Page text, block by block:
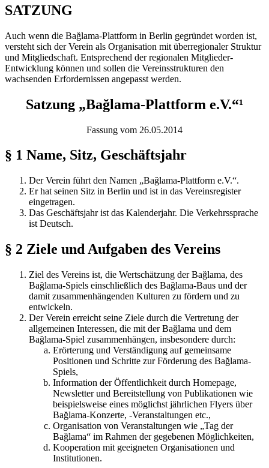
SATZUNG
Auch wenn die Bağlama-Plattform in Berlin gegründet worden ist,
versteht sich der Verein als Organisation mit überregionaler Struktur
und Mitgliedschaft. Entsprechend der regionalen Mitglieder-
Entwicklung können und sollen die Vereinsstrukturen den
wachsenden Erfordernissen angepasst werden.
Satzung „Bağlama-Plattform e.V.“¹
Fassung vom 26.05.2014
§ 1 Name, Sitz, Geschäftsjahr
Der Verein führt den Namen „Bağlama-Plattform e.V.“.
Er hat seinen Sitz in Berlin und ist in das Vereinsregister
eingetragen.
Das Geschäftsjahr ist das Kalenderjahr. Die Verkehrssprache
ist Deutsch.
§ 2 Ziele und Aufgaben des Vereins
Ziel des Vereins ist, die Wertschätzung der Bağlama, des
Bağlama-Spiels einschließlich des Bağlama-Baus und der
damit zusammenhängenden Kulturen zu fördern und zu
entwickeln.
Der Verein erreicht seine Ziele durch die Vertretung der
allgemeinen Interessen, die mit der Bağlama und dem
Bağlama-Spiel zusammenhängen, insbesondere durch:
Erörterung und Verständigung auf gemeinsame
Positionen und Schritte zur Förderung des Bağlama-
Spiels,
Information der Öffentlichkeit durch Homepage,
Newsletter und Bereitstellung von Publikationen wie
beispielsweise eines möglichst jährlichen Flyers über
Bağlama-Konzerte, -Veranstaltungen etc.,
Organisation von Veranstaltungen wie „Tag der
Bağlama“ im Rahmen der gegebenen Möglichkeiten,
Kooperation mit geeigneten Organisationen und
Institutionen.